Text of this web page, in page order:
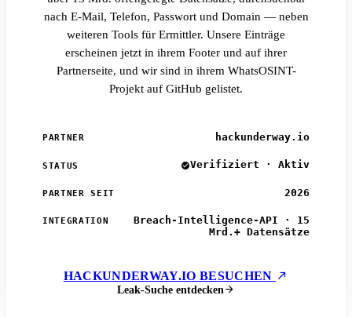
nach E-Mail, Telefon, Passwort und Domain — neben
weiteren Tools für Ermittler. Unsere Einträge
erscheinen jetzt in ihrem Footer und auf ihrer
Partnerseite, und wir sind in ihrem WhatsOSINT-
Projekt auf GitHub gelistet.
PARTNER hackunderway.io
STATUS Verifiziert · Aktiv
PARTNER SEIT 2026
INTEGRATION
Breach-Intelligence-API · 15
Mrd.+ Datensätze
HACKUNDERWAY.IO BESUCHEN
Leak-Suche entdecken